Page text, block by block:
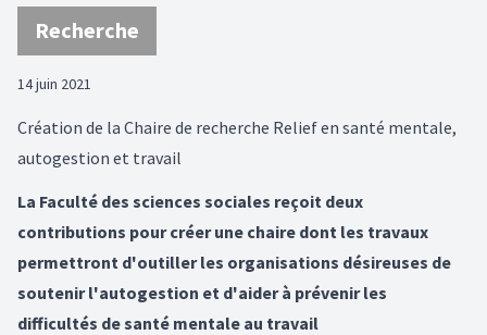
Recherche
14 juin 2021
Création de la Chaire de recherche Relief en santé mentale,
autogestion et travail
La Faculté des sciences sociales reçoit deux
contributions pour créer une chaire dont les travaux
permettront d'outiller les organisations désireuses de
soutenir l'autogestion et d'aider à prévenir les
difficultés de santé mentale au travail